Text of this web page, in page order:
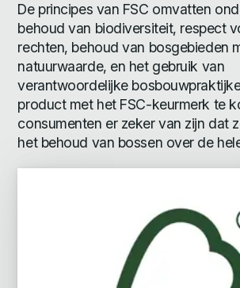
De principes van FSC omvatten
behoud van biodiversiteit, respect
rechten, behoud van bosgebieden
natuurwaarde, en het gebruik van
verantwoordelijke
product met het FSC-keurmerk te
consumenten er zeker van zijn dat
het behoud van bossen over de